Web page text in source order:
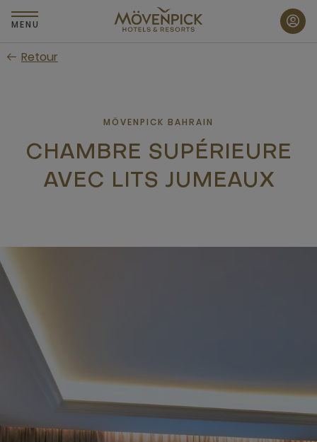
Passer
au
principal
MENU
Retour
MÖVENPICK BAHRAIN
CHAMBRE SUPÉRIEURE
AVEC LITS JUMEAUX